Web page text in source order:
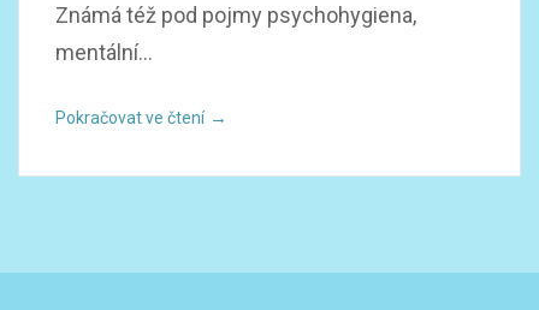
Známá též pod pojmy psychohygiena,
mentální...
Pokračovat ve čtení →